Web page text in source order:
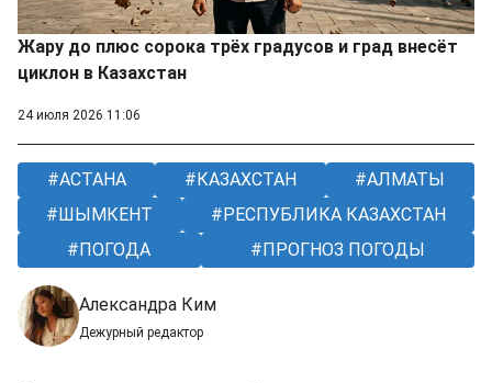
Жару до плюс сорока трёх градусов и град внесёт
циклон в Казахстан
24 июля 2026 11:06
АСТАНА КАЗАХСТАН
АЛМАТЫ
ШЫМКЕНТ
РЕСПУБЛИКА КАЗАХСТАН
ПОГОДА
ПРОГНОЗ ПОГОДЫ
Александра Ким
Дежурный редактор